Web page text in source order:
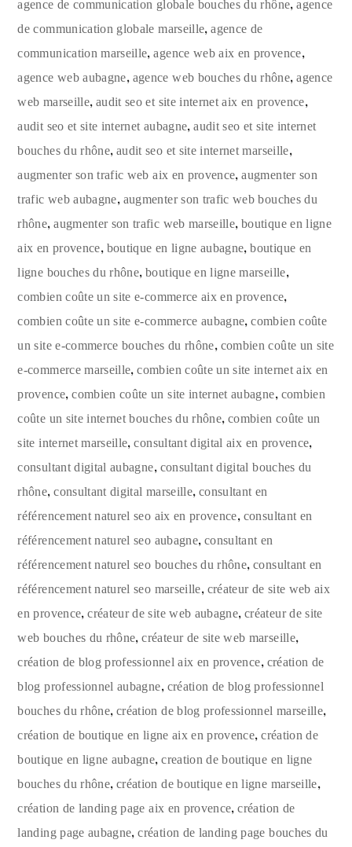
agence de communication globale bouches du rhône,agence
de communication globale marseille,agence de
communication marseille,agence web aix en provence,
agence web aubagne, agence web bouches du rhône,agence
web marseille, audit seo et site internet aix en provence,
audit seo et site internet aubagne,audit seo et site internet
bouches du rhône,audit seo et site internet marseille,
augmenter son trafic web aix en provence,augmenter son
trafic web aubagne, augmenter son trafic web bouches du
rhône,augmenter son trafic web marseille,boutique en ligne
aix en provence, boutique en ligne aubagne,boutique en
ligne bouches du rhône,boutique en ligne marseille,
combien coûte un site e-commerce aix en provence,
combien coûte un site e-commerce aubagne,combien coûte
un site e-commerce bouches du rhône, combien coûte un site
e-commerce marseille,combien coûte un site internet aix en
provence,combien coûte un site internet aubagne, combien
coûte un site internet bouches du rhône,combien coûte un
site internet marseille,consultant digital aix en provence,
consultant digital aubagne, consultant digital bouches du
rhône,consultant digital marseille, consultant en
référencement naturel seo aix en provence, consultant en
référencement naturel seo aubagne, consultant en
référencement naturel seo bouches du rhône,consultant en
référencement naturel seo marseille, créateur de site web aix
en provence,créateur de site web aubagne,créateur de site
web bouches du rhône,créateur de site web marseille,
création de blog professionnel aix en provence, création de
blog professionnel aubagne, création de blog professionnel
bouches du rhône,création de blog professionnel marseille,
création de boutique en ligne aix en provence,création de
boutique en ligne aubagne,creation de boutique en ligne
bouches du rhône,création de boutique en ligne marseille,
création de landing page aix en provence,création de
landing page aubagne,création de landing page bouches du